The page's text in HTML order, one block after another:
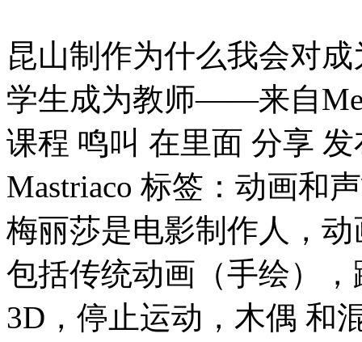
昆山制作为什么我会对
学生成为教师——来自
课程 鸣叫 在里面 分享
Mastriaco 标签：动画和
梅丽莎是电影制作人，
包括传统动画（手绘）
3D，停止运动，木偶 和